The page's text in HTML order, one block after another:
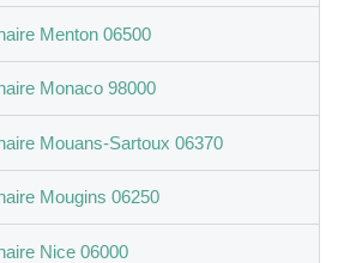
Menton 06500
Monaco 98000
Mouans-Sartoux 06370
Mougins 06250
Nice 06000